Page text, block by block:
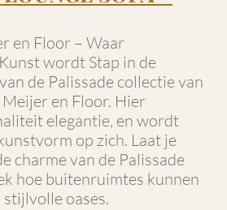
en Floor – Waar
wordt Stap in de
de Palissade collectie van
Meijer en Floor. Hier
elegantie, en wordt
op zich. Laat je
charme van de Palissade
hoe buitenruimtes kunnen
oases.